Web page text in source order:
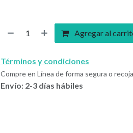
Agregar al
Términos y condiciones
Compre en Línea de forma segura o
Envío: 2-3 días hábiles